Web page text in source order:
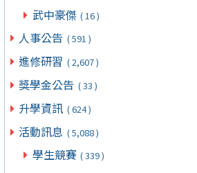
武中豪傑 ( 16 )
人事公告 ( 591 )
進修研習 ( 2,607 )
獎學金公告 ( 33 )
升學資訊 ( 624 )
活動訊息 ( 5,088 )
學生競賽 ( 339 )